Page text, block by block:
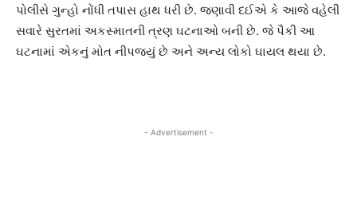
પોલીસે ગુન્હો નોંધી તપાસ હાથ ધરી છે. જણાવી દઈએ કે આજે વહેલી
સવારે સુરતમાં અકસ્માતની ત્રણ ઘટનાઓ બની છે. જે પૈકી આ
ઘટનામાં એકનું મોત નીપજ્યું છે અને અન્ય લોકો ઘાયલ થયા છે.
- Advertisement -